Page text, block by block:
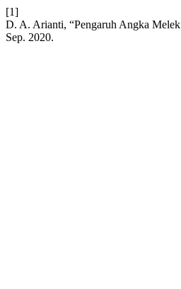
[1]
D. A. Arianti, “Pengaruh Angka
Sep. 2020.